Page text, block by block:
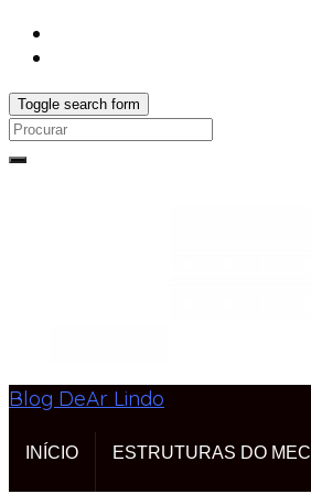
Toggle search form
Search
Blog DeAr Lindo
INÍCIO ESTRUTURAS DO MECI